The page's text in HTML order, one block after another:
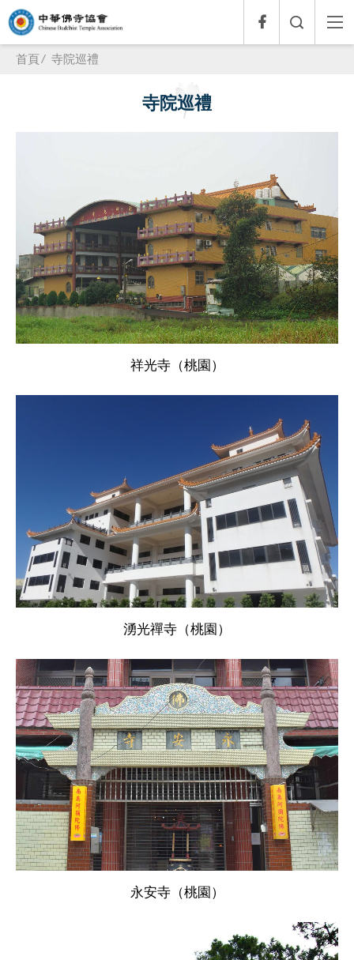
首頁 寺院巡禮
寺院巡禮
祥光寺（桃園）
湧光禪寺（桃園）
永安寺（桃園）